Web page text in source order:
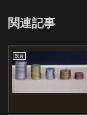
関連記事
投資